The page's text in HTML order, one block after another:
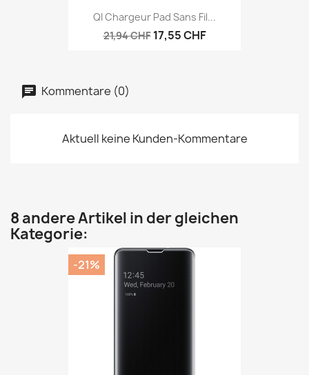
QI Chargeur Pad Sans Fil...
21,94 CHF 17,55 CHF
Kommentare (0)
Aktuell keine Kunden-Kommentare
8 andere Artikel in der gleichen
Kategorie:
-21%